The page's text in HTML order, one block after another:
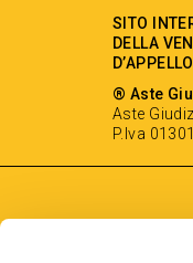
SITO
DELLA
® Aste
Aste
P.Iva